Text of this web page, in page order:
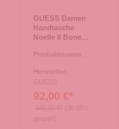
GUESS Damen
Handtasche
Noelle II Bone
Produktnummer:
Hersteller:
GUESS
92,00 €*
145,00 €* (36.55%
gespart)